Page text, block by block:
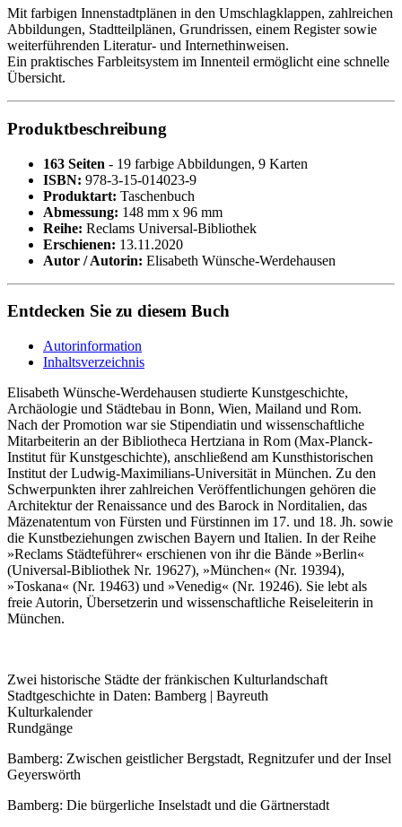
Mit farbigen Innenstadtplänen in den Umschlagklappen, zahlreichen
Abbildungen, Stadtteilplänen, Grundrissen, einem Register sowie
weiterführenden Literatur- und Internethinweisen.
Ein praktisches Farbleitsystem im Innenteil ermöglicht eine schnelle
Übersicht.
Produktbeschreibung
163 Seiten - 19 farbige Abbildungen, 9 Karten
ISBN: 978-3-15-014023-9
Produktart: Taschenbuch
Abmessung: 148 mm x 96 mm
Reihe: Reclams Universal-Bibliothek
Erschienen: 13.11.2020
Autor / Autorin: Elisabeth Wünsche-Werdehausen
Entdecken Sie zu diesem Buch
Autorinformation
Inhaltsverzeichnis
Elisabeth Wünsche-Werdehausen studierte Kunstgeschichte,
Archäologie und Städtebau in Bonn, Wien, Mailand und Rom.
Nach der Promotion war sie Stipendiatin und wissenschaftliche
Mitarbeiterin an der Bibliotheca Hertziana in Rom (Max-Planck-
Institut für Kunstgeschichte), anschließend am Kunsthistorischen
Institut der Ludwig-Maximilians-Universität in München. Zu den
Schwerpunkten ihrer zahlreichen Veröffentlichungen gehören die
Architektur der Renaissance und des Barock in Norditalien, das
Mäzenatentum von Fürsten und Fürstinnen im 17. und 18. Jh. sowie
die Kunstbeziehungen zwischen Bayern und Italien. In der Reihe
»Reclams Städteführer« erschienen von ihr die Bände »Berlin«
(Universal-Bibliothek Nr. 19627), »München« (Nr. 19394),
»Toskana« (Nr. 19463) und »Venedig« (Nr. 19246). Sie lebt als
freie Autorin, Übersetzerin und wissenschaftliche Reiseleiterin in
München.
Zwei historische Städte der fränkischen Kulturlandschaft
Stadtgeschichte in Daten: Bamberg | Bayreuth
Kulturkalender
Rundgänge
Bamberg: Zwischen geistlicher Bergstadt, Regnitzufer und der Insel
Geyerswörth
Bamberg: Die bürgerliche Inselstadt und die Gärtnerstadt